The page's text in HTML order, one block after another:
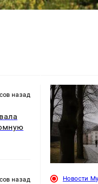
назад
назад Новости